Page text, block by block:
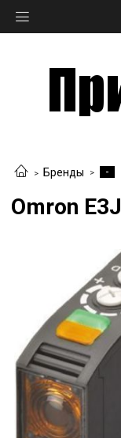
Бренды -
Omron